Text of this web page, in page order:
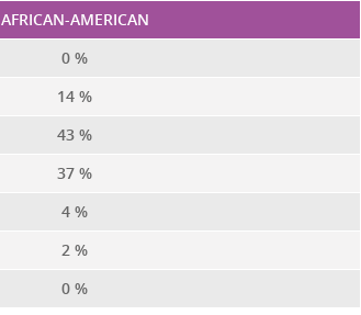
AFRICAN-AMERICAN
0 %
14 %
43 %
37 %
4 %
2 %
0 %